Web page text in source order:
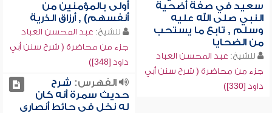
سعيد في صفة أضحية
النبي صلى الله عليه
وسلم , تابع ما يستحب
من الضحايا
للشيخ: عبد المحسن العباد
جزء من محاضرة ( شرح سنن أبي
داود [330])
أولى بالمؤمنين من
أنفسهم) , أرزاق الذرية
للشيخ: عبد المحسن العباد
جزء من محاضرة ( شرح سنن أبي
داود [348])
الفهرس: شرح
حديث سمرة أنه كان
له نخل في حائط أنصاري